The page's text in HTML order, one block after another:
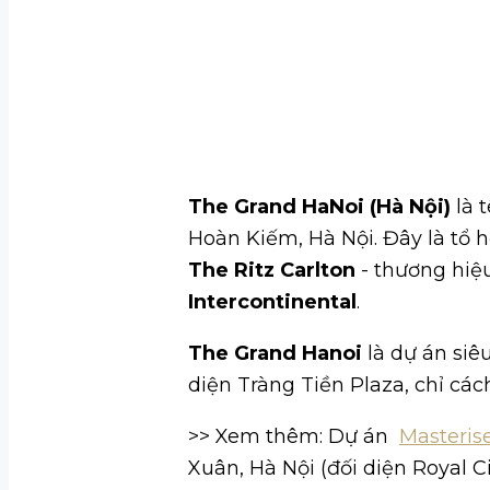
The Grand HaNoi (Hà Nội) là
Hoàn Kiếm, Hà Nội. Đây là tổ
The Ritz Carlton - thương
Intercontinental .
The Grand Hanoi là dự án
diện Tràng Tiền Plaza, chỉ
>> Xem thêm: Dự án
Xuân, Hà Nội (đối diện Royal